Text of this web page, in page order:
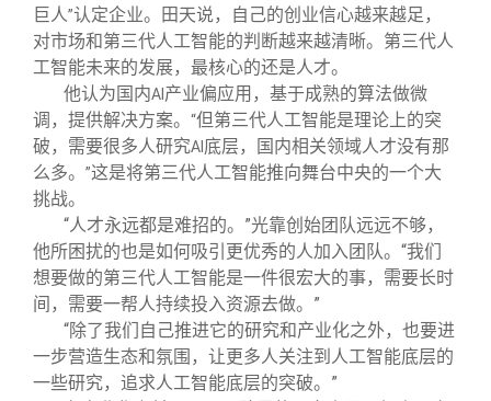
巨人”认定企业。田天说，自己的创业信心越来越足，
对市场和第三代人工智能的判断越来越清晰。第三代人
工智能未来的发展，最核心的还是人才。
他认为国内AI 产业偏应用，基于成熟的算法做微
调，提供解决方案。 “但第三代人工智能是理论上的突
破，需要很多人研究AI 底层，国内相关领域人才没有那
么多。 ”这是将第三代人工智能推向舞台中央的一个大
挑战。
“人才永远都是难招的。”光靠创始团队远远不够，
他所困扰的也是如何吸引更优秀的人加入团队。“我们
想要做的第三代人工智能是一件很宏大的事，需要长时
间，需要一帮人持续投入资源去做。”
“除了我们自己推进它的研究和产业化之外，也要进
一步营造生态和氛围，让更多人关注到人工智能底层的
一些研究，追求人工智能底层的突破。”